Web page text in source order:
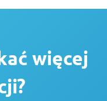
więcej